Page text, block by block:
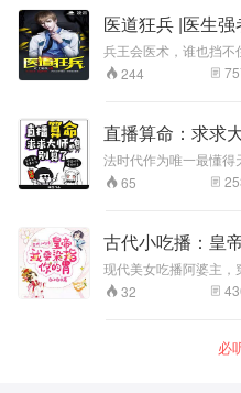
血脉！ 于是，玩家们疯狂了。 “杀啊！为了绝世
姐，能做我娘亲吗？”
手，老娘KO……” 话没
数只暴怒的丧尸，把她
出无比温柔得笑脸，抱
笑“不知道怎么的，我
子！” 叶染然“……”
医道狂兵 |医生强
兵王会医术，谁也挡不
却发现未婚妻……本以
娘，见了面之后楚云飞
定，或许也是因为他自
着面子问题，才故意找
口，且看他如何抱得美
表作：《阴阳纹身师》
墨道画_丹青 代表作：
244
直播算命：求求
法时代作为唯一最懂得
很大。 “大师，我和我
一千头牦牛，三个牧场
个凡尔赛大师得意洋洋
一手好盘，买一送一
了。” “大师，我老婆
人，你康康不仅长得跟
惠。”一个精英人士拿
PPT恐怖如斯！ 。 纷
65
古代小吃播：皇
现代美女吃播阿婆主，
为你带来自然无公害
么？ 赶快进入直播
留香。” “孜然烤羊
口。” “今日给大家
32
必